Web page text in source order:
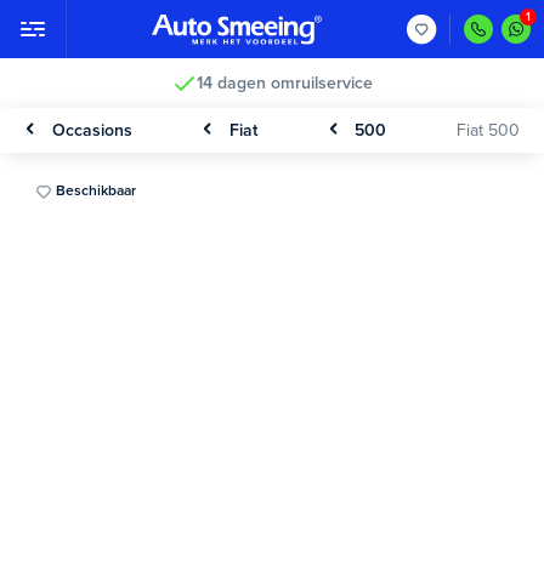
14 dagen omruilservice
Occasions Fiat 500 Fiat 500
Beschikbaar